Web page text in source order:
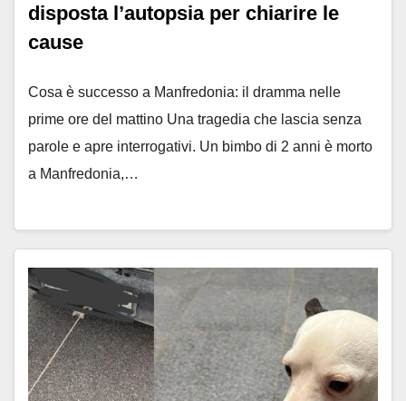
disposta l’autopsia per chiarire le
cause
Cosa è successo a Manfredonia: il dramma nelle
prime ore del mattino Una tragedia che lascia senza
parole e apre interrogativi. Un bimbo di 2 anni è morto
a Manfredonia,…